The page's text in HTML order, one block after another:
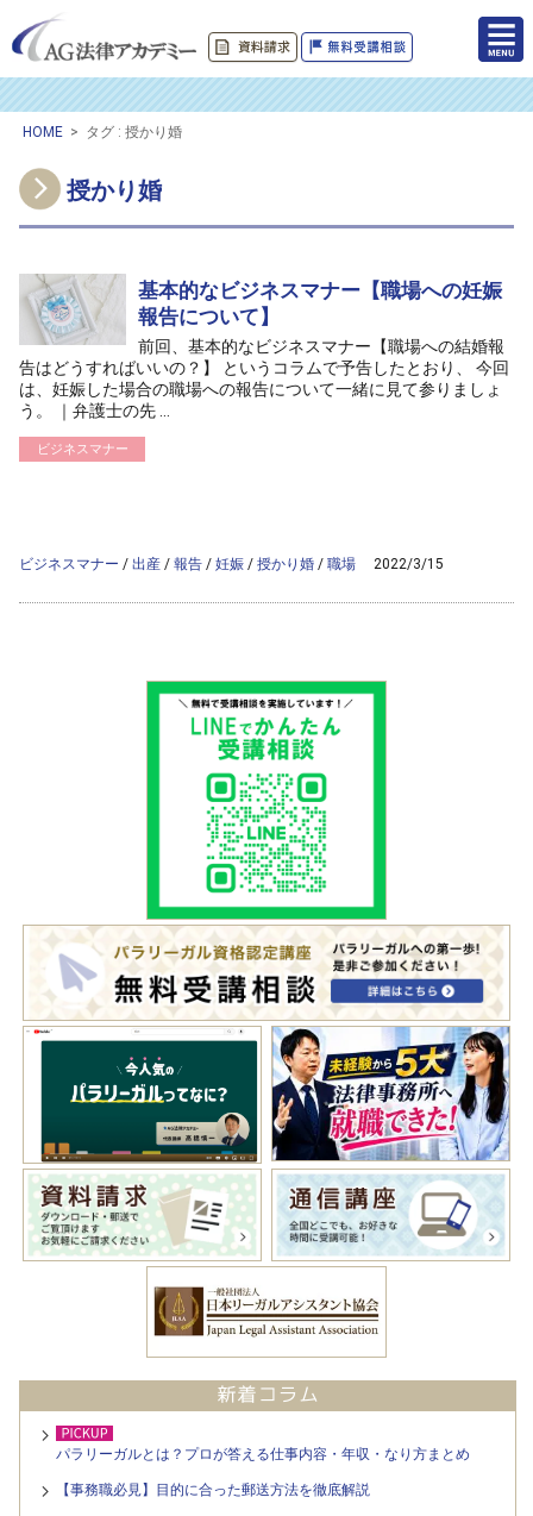
HOME > タグ : 授かり婚
授かり婚
基本的なビジネスマナー【職場への妊娠
報告について】
前回、基本的なビジネスマナー【職場への結婚報
告はどうすればいいの？】 というコラムで予告したとおり、 今回
は、妊娠した場合の職場への報告について一緒に見て参りましょ
う。 ｜弁護士の先 ...
ビジネスマナー
ビジネスマナー / 出産 / 報告 / 妊娠 / 授かり婚 / 職場 2022/3/15
パラリーガルとは？プロが答える仕事内容・年収・なり方まとめ
【事務職必見】目的に合った郵送方法を徹底解説